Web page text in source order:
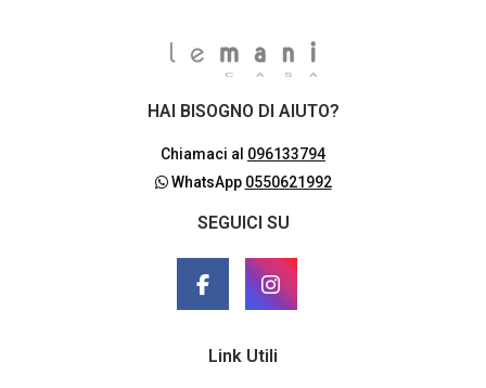
HAI BISOGNO DI AIUTO?
Chiamaci al 096133794
WhatsApp 0550621992
SEGUICI SU
Link Utili